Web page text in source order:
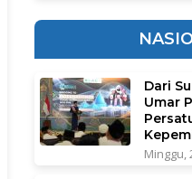
Dari
Umar
Minggu,